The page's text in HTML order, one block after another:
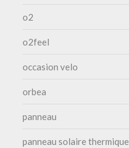
o2
o2feel
occasion velo
orbea
panneau
panneau solaire thermique